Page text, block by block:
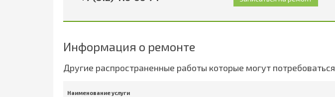
Информация о ремонте
Другие распространенные работы которые могут потребоваться
Наименование услуги